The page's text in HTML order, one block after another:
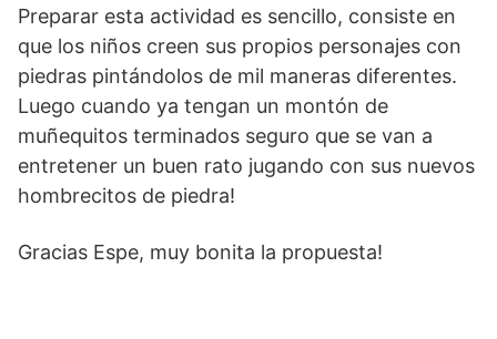
Preparar esta actividad es sencillo, consiste en
que los niños creen sus propios personajes con
piedras pintándolos de mil maneras diferentes.
Luego cuando ya tengan un montón de
muñequitos terminados seguro que se van a
entretener un buen rato jugando con sus nuevos
hombrecitos de piedra!
Gracias Espe, muy bonita la propuesta!